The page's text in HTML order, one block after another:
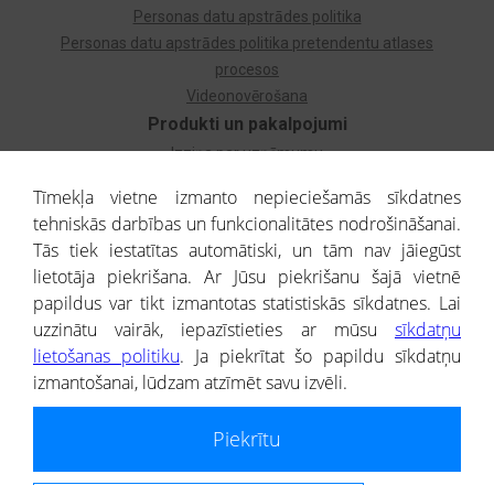
Produkti un pakalpojumi
Izziņa par uzņēmumu
Dzimtas koks
Uzņēmumu atlase
Monitorings
Kredītizziņa par ārvalstu uzņēmumiem
Personas datu apstrādes politika
Personas datu apstrādes politika pretendentu atlases
procesos
Videonovērošana
® CREDITREFORM Latvija
SIA
Portāla ietvaros saņemtajai informācijai ir uzziņas raksturs, un tai nav
Tīmekļa vietne izmanto nepieciešamās sīkdatnes
tehniskās darbības un funkcionalitātes nodrošināšanai.
Tās tiek iestatītas automātiski, un tām nav jāiegūst
lietotāja piekrišana. Ar Jūsu piekrišanu šajā vietnē
papildus var tikt izmantotas statistiskās sīkdatnes. Lai
uzzinātu vairāk, iepazīstieties ar mūsu sīkdatņu
lietošanas politiku. Ja piekrītat šo papildu sīkdatņu
izmantošanai, lūdzam atzīmēt savu izvēli.
Piekrītu